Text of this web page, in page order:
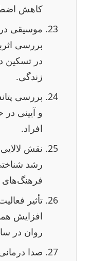
کاهش
موسیقی
بررسی
در تسکین
زندگی.
بررسی
و آیینی
افراد.
نقش
رشد
تأثیر
افزایش
روان در
صدا